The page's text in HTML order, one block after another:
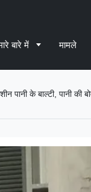
बारे में मामले
पानी के बाल्टी, पानी की